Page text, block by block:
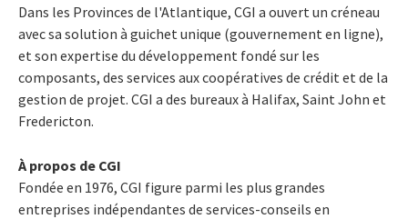
Dans les Provinces de l'Atlantique, CGI a ouvert un créneau
avec sa solution à guichet unique (gouvernement en ligne),
et son expertise du développement fondé sur les
composants, des services aux coopératives de crédit et de la
gestion de projet. CGI a des bureaux à Halifax, Saint John et
Fredericton.
À propos de CGI
Fondée en 1976, CGI figure parmi les plus grandes
entreprises indépendantes de services-conseils en